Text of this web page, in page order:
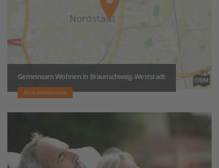
Gemeinsam Wohnen in Braunschweig-Weststadt
38106 BRAUNSCHWEIG